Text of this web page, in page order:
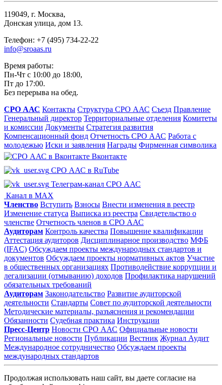
119049, г. Москва,
Донская улица, дом 13.
Телефон: +7 (495) 734-22-22
info@sroaas.ru
Время работы:
Пн-Чт с 10:00 до 18:00,
Пт до 17:00.
Без перерыва на обед.
СРО ААС Контакты Структура СРО ААС Съезд Правление
Генеральный директор Территориальные отделения Комитеты
и комиссии Документы Стратегия развития
Компенсационный фонд Отчетность СРО ААС Работа с
молодежью Иски и заявления Награды Фирменная символика
Вконтакте
СРО ААС в RuTube
Телеграм-канал СРО ААС
Канал в MAX
Членство Вступить Взносы Внести изменения в реестр
Изменение статуса Выписка из реестра Свидетельство о
членстве Отчетность членов в СРО ААС
Аудиторам Контроль качества Повышение квалификации
Аттестация аудиторов Дисциплинарное производство МФБ
(IFAC) Обсуждаем проекты международных стандартов и
документов Обсуждаем проекты нормативных актов Участие
в общественных организациях Противодействие коррупции и
легализации (отмыванию) доходов Профилактика нарушений
обязательных требований
Аудиторам Законодательство Развитие аудиторской
деятельности Стандарты Совет по аудиторской деятельности
Методические материалы, разъяснения и рекомендации
Обязанности Судебная практика Инструкции
Пресс-Центр Новости СРО ААС Официальные новости
Региональные новости Публикации Вестник Журнал Аудит
Международное сотрудничество Обсуждаем проекты
международных стандартов
Продолжая использовать наш сайт, вы даете согласие на